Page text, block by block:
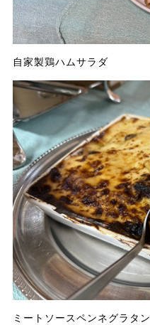
自家製鶏ハムサラダ
ミートソースペンネグラタン